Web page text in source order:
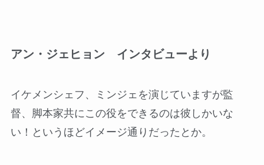
アン・ジェヒョン インタビューより
イケメンシェフ、ミンジェを演じていますが監
督、脚本家共にこの役をできるのは彼しかいな
い！というほどイメージ通りだったとか。